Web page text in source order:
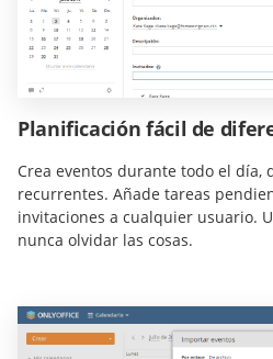
Planificación fácil de
Crea eventos durante todo el día,
recurrentes. Añade tareas
invitaciones a cualquier usuario.
nunca olvidar las cosas.